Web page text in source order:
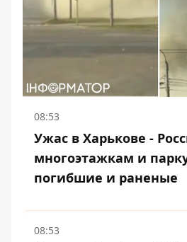
08:53
Ужас в Харькове -
многоэтажкам и
погибшие и раненые
08:53